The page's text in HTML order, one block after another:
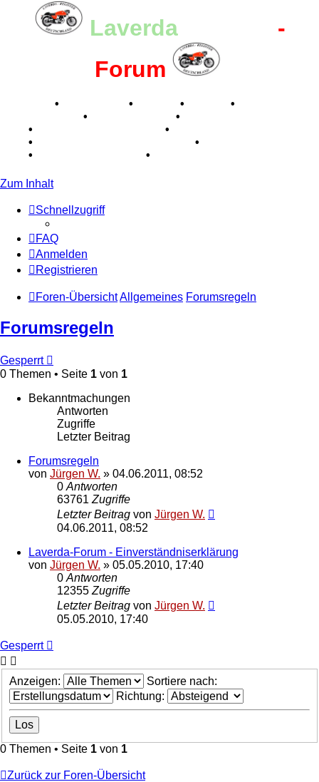
Laverda-Register -
Forum
• • •
•
• •
• •
• •
• •
Zum Inhalt
Schnellzugriff
FAQ
Anmelden
Registrieren
Foren-ÜbersichtAllgemeines Forumsregeln
Forumsregeln
Gesperrt
0 Themen • Seite 1 von 1
Bekanntmachungen
Antworten
Zugriffe
Letzter Beitrag
Forumsregeln
von Jürgen W. » 04.06.2011, 08:52
0 Antworten
63761 Zugriffe
Letzter Beitrag von Jürgen W.
04.06.2011, 08:52
Laverda-Forum - Einverständniserklärung
von Jürgen W. » 05.05.2010, 17:40
0 Antworten
12355 Zugriffe
Letzter Beitrag von Jürgen W.
05.05.2010, 17:40
Gesperrt
Anzeigen:
Sortiere nach:
Richtung:
0 Themen • Seite 1 von 1
Zurück zur Foren-Übersicht